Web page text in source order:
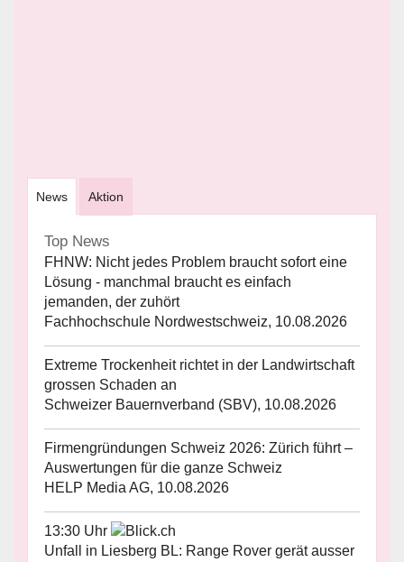
News Aktion
Top News
FHNW: Nicht jedes Problem braucht sofort eine
Lösung - manchmal braucht es einfach
jemanden, der zuhört
Fachhochschule Nordwestschweiz, 10.08.2026
Extreme Trockenheit richtet in der Landwirtschaft
grossen Schaden an
Schweizer Bauernverband (SBV), 10.08.2026
Firmengründungen Schweiz 2026: Zürich führt –
Auswertungen für die ganze Schweiz
HELP Media AG, 10.08.2026
13:30 Uhr
Unfall in Liesberg BL: Range Rover gerät ausser